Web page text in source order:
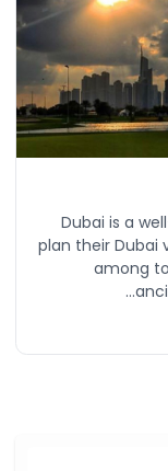
Dubai is a
plan their Dubai
among